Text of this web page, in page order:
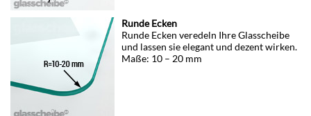
Runde Ecken
Runde Ecken veredeln Ihre Glasscheibe
und lassen sie elegant und dezent wirken.
Maße: 10 – 20 mm